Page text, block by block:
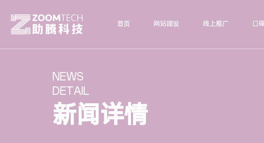
首页 网站建设 线上推广 口
NEWS
DETAIL
新闻详情